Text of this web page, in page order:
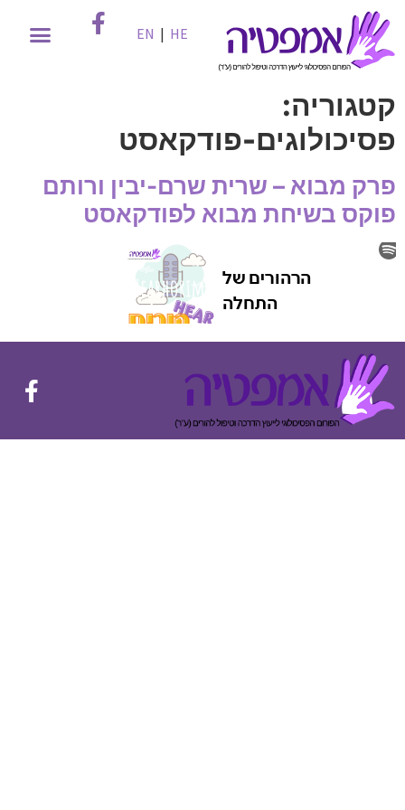
EN | HE
קטגוריה:
פסיכולוגים-פודקאסט
פרק מבוא – שרית שרם-יבין ורותם
פוקס בשיחת מבוא לפודקאסט